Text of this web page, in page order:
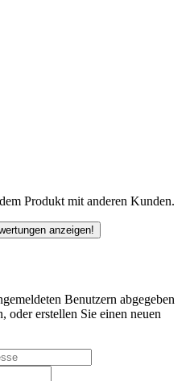
Produkt mit anderen Kunden.
anzeigen!
Benutzern abgegeben
oder erstellen Sie einen neuen